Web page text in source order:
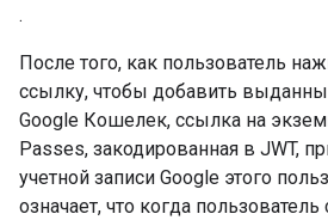
.
После того, как пользователь
ссылку, чтобы добавить
Google Кошелек, ссылка на
Passes, закодированная в JWT,
учетной записи Google этого
означает, что когда